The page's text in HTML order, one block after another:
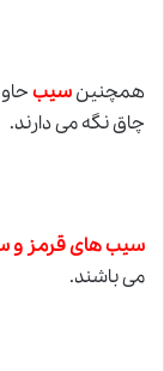
همچنینسیب
چاق نگه می دارند.
سیب های قرمز و
می باشند.